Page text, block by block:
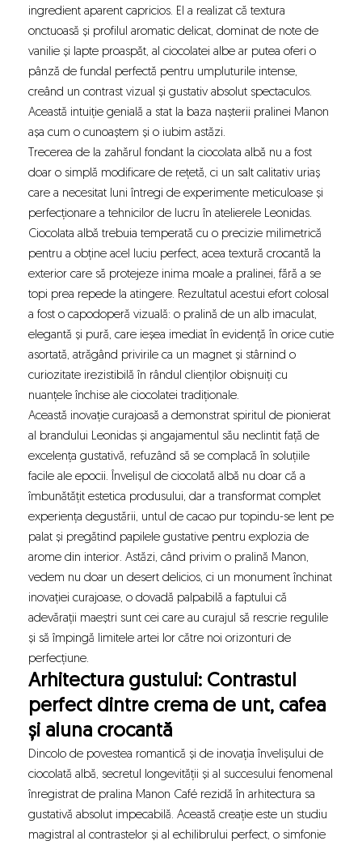
ingredient aparent capricios. El a realizat că textura
onctuoasă și profilul aromatic delicat, dominat de note de
vanilie și lapte proaspăt, al ciocolatei albe ar putea oferi o
pânză de fundal perfectă pentru umpluturile intense,
creând un contrast vizual și gustativ absolut spectaculos.
Această intuiție genială a stat la baza nașterii pralinei Manon
așa cum o cunoaștem și o iubim astăzi.
Trecerea de la zahărul fondant la ciocolata albă nu a fost
doar o simplă modificare de rețetă, ci un salt calitativ uriaș
care a necesitat luni întregi de experimente meticuloase și
perfecționare a tehnicilor de lucru în atelierele Leonidas.
Ciocolata albă trebuia temperată cu o precizie milimetrică
pentru a obține acel luciu perfect, acea textură crocantă la
exterior care să protejeze inima moale a pralinei, fără a se
topi prea repede la atingere. Rezultatul acestui efort colosal
a fost o capodoperă vizuală: o pralină de un alb imaculat,
elegantă și pură, care ieșea imediat în evidență în orice cutie
asortată, atrăgând privirile ca un magnet și stârnind o
curiozitate irezistibilă în rândul clienților obișnuiți cu
nuanțele închise ale ciocolatei tradiționale.
Această inovație curajoasă a demonstrat spiritul de pionierat
al brandului Leonidas și angajamentul său neclintit față de
excelența gustativă, refuzând să se complacă în soluțiile
facile ale epocii. Învelișul de ciocolată albă nu doar că a
îmbunătățit estetica produsului, dar a transformat complet
experiența degustării, untul de cacao pur topindu-se lent pe
palat și pregătind papilele gustative pentru explozia de
arome din interior. Astăzi, când privim o pralină Manon,
vedem nu doar un desert delicios, ci un monument închinat
inovației curajoase, o dovadă palpabilă a faptului că
adevărații maeștri sunt cei care au curajul să rescrie regulile
și să împingă limitele artei lor către noi orizonturi de
perfecțiune.
Arhitectura gustului: Contrastul
perfect dintre crema de unt, cafea
și aluna crocantă
Dincolo de povestea romantică și de inovația învelișului de
ciocolată albă, secretul longevității și al succesului fenomenal
înregistrat de pralina Manon Café rezidă în arhitectura sa
gustativă absolut impecabilă. Această creație este un studiu
magistral al contrastelor și al echilibrului perfect, o simfonie